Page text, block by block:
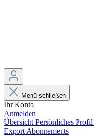
Menü schließen
Ihr Konto
Anmelden
Übersicht Persönliches Profil
Export Abonnements